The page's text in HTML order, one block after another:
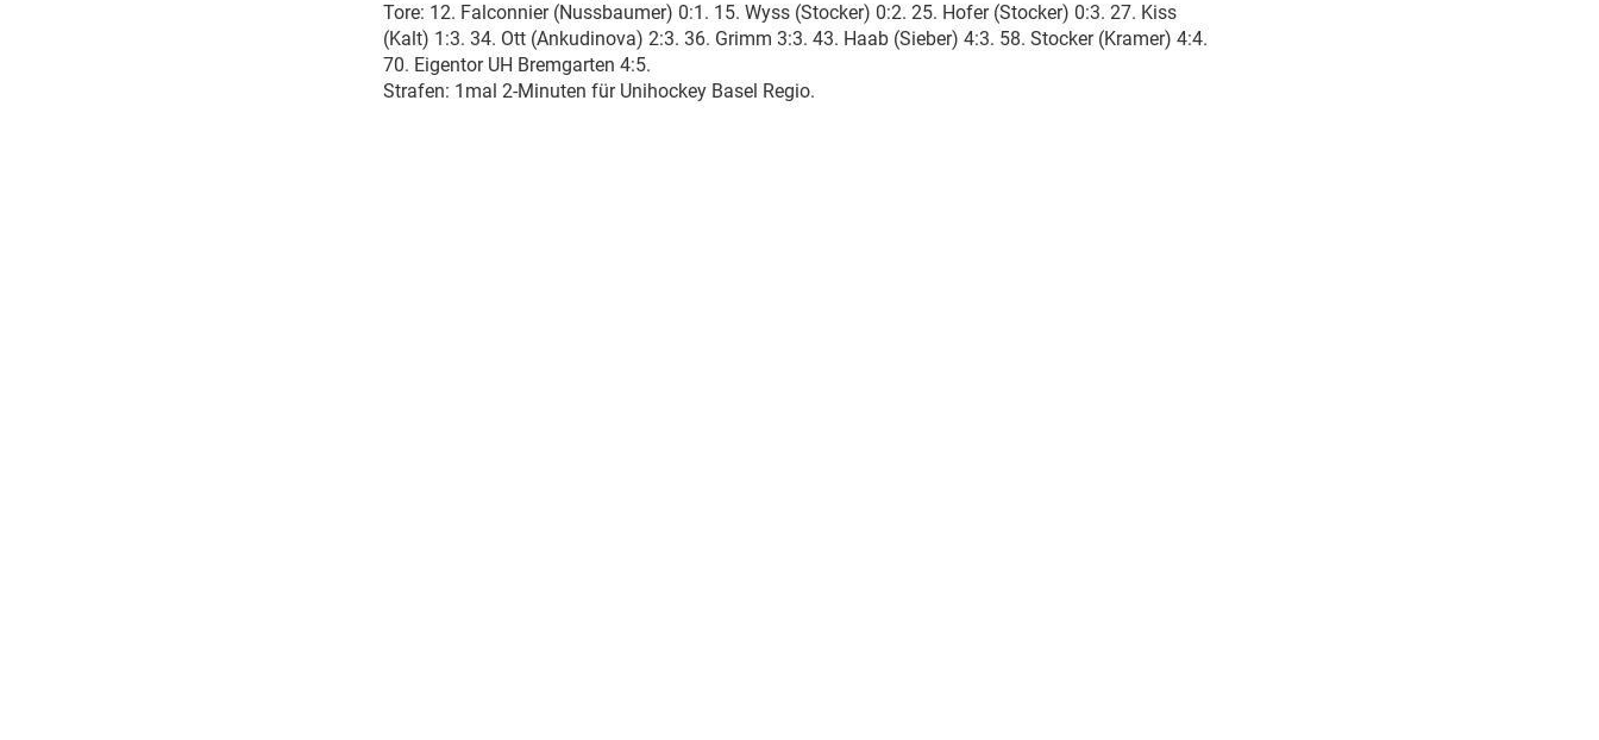
Tore: 12. Falconnier (Nussbaumer) 0:1. 15. Wyss (Stocker) 0:2. 25. Hofer (Stocker) 0:3. 27. Kiss
(Kalt) 1:3. 34. Ott (Ankudinova) 2:3. 36. Grimm 3:3. 43. Haab (Sieber) 4:3. 58. Stocker (Kramer) 4:4.
70. Eigentor UH Bremgarten 4:5.
Strafen: 1mal 2-Minuten für Unihockey Basel Regio.